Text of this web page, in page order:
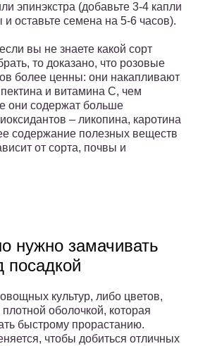
эпинэкстра (добавьте 3-4 капли
оставьте семена на 5-6 часов).
вы не знаете какой сорт
то доказано, что розовые
более ценны: они накапливают
и витамина С, чем
они содержат больше
– ликопина, каротина
содержание полезных веществ
от сорта, почвы и
нужно замачивать
посадкой
культур, либо цветов,
оболочкой, которая
быстрому прорастанию.
чтобы добиться отличных